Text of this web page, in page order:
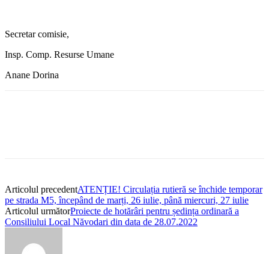
Secretar comisie,
Insp. Comp. Resurse Umane
Anane Dorina
Articolul precedentATENȚIE! Circulația rutieră se închide temporar
pe strada M5, începând de marți, 26 iulie, până miercuri, 27 iulie
Articolul următorProiecte de hotărâri pentru ședința ordinară a
Consiliului Local Năvodari din data de 28.07.2022